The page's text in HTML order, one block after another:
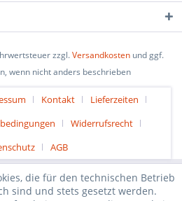
zzgl.Versandkosten und ggf.
wenn nicht anders beschrieben
Kontakt
Lieferzeiten
Widerrufsrecht
AGB
die für den technischen Betrieb
sind und stets gesetzt werden.